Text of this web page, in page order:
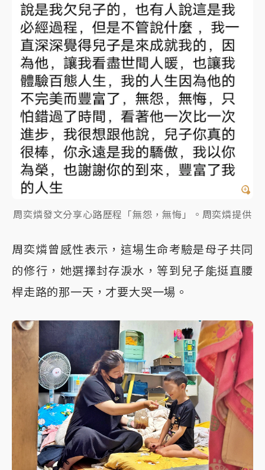
周奕燐發文分享心路歷程「無怨，無悔」。周奕燐提供
周奕燐曾感性表示，這場生命考驗是母子共同
的修行，她選擇封存淚水，等到兒子能挺直腰
桿走路的那一天，才要大哭一場。